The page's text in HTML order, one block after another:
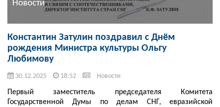
Новости
Константин Затулин поздравил с Днём
рождения Министра культуры Ольгу
Любимову
30.12.2025 18:52 Новости
Первый заместитель председателя Комитета
Государственной Думы по делам СНГ, евразийской